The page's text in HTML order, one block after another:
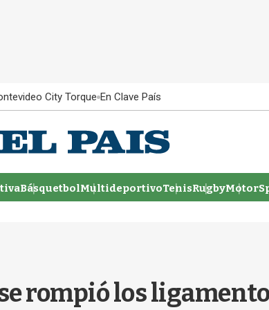
City Torque En Clave País
BásquetbolMultideportivoTenisRugby
rompió los